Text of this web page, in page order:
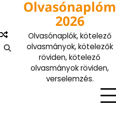
content
Olvasónaplóm
2026
Olvasónaplók, kötelező
olvasmányok, kötelezők
röviden, kötelező
olvasmányok röviden,
verselemzés.